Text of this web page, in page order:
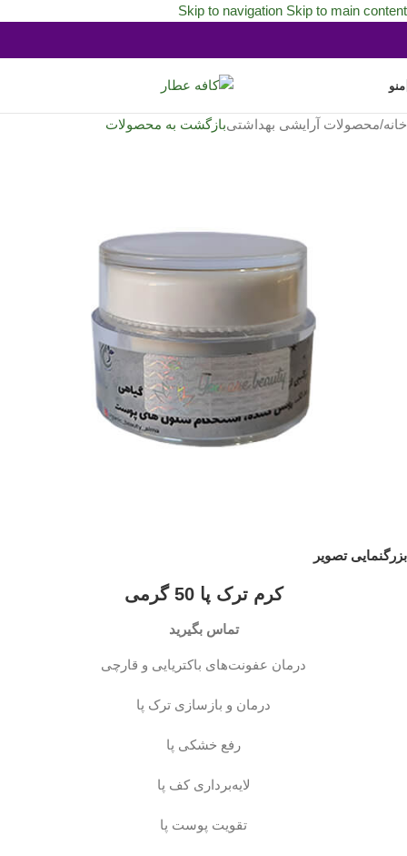
Skip to navigation Skip to main content
منو
خانه/محصولات آرایشی بهداشتیبازگشت به محصولات
بزرگنمایی تصویر
کرم ترک پا 50 گرمی
تماس بگیرید
درمان عفونت‌های باکتریایی و قارچی
درمان و بازسازی ترک پا
رفع خشکی پا
لایه‌برداری کف پا
تقویت پوست پا